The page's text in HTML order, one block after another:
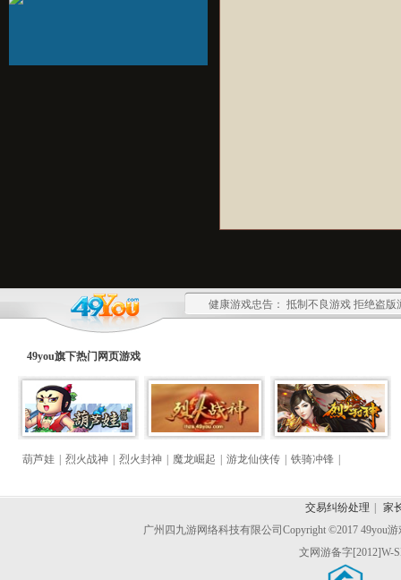
健康游戏忠告： 抵制不良游戏 拒绝盗
49you旗下热门 网页游戏
葫芦娃 烈火战神 烈火封神 魔龙崛起 游龙仙侠传 铁骑冲锋
交易纠纷处理
家
广州四九游网络科技有限公司Copyright ©2017 49you
文网游备字[2012]W-